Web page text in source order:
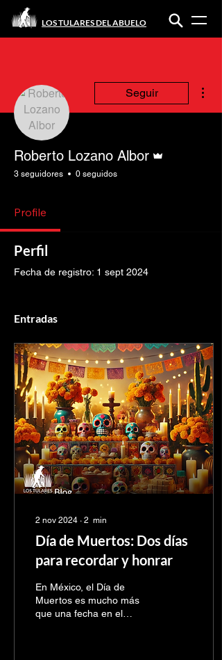
LOS TULARES DEL ABUELO
Seguir
Roberto Lozano Albor
3 seguidores 0 seguidos
Profile
Perfil
Fecha de registro: 1 sept 2024
Entradas
2 nov 2024 ∙ 2 min
Día de Muertos: Dos días
para recordar y honrar
En México, el Día de
Muertos es mucho más
que una fecha en el